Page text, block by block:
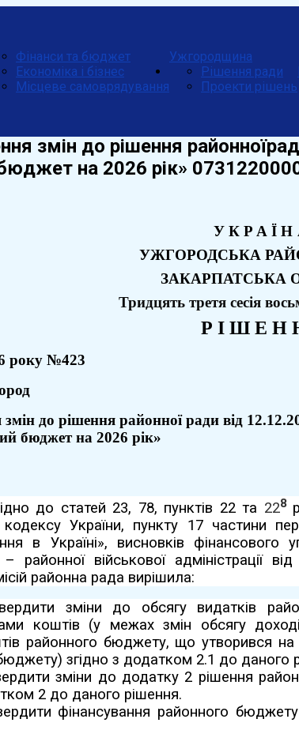
Ужгородщина
Фінанси та бюджет
Економіка і бізнес
Місцеве самоврядування
Рішення ради
Проекти рішень
змін до рішення
на 2026 рік»
УЖГОРОДСЬКА
ЗАКАРПАТСЬКА
Тридцять третясесія
Р І Ш Е Н
року №423
до рішення районноїради від
бюджет на 2026 рік»
до статей 23, 78, пунктів 22 та 228
України, пункту 17 частини
в Україні», висновків фінансового
– районної військової
районна рада вирішила:
зміни до обсягу видатків
коштів (у межах змін обсягу
районного бюджету, що утворився на
згідно з додатком 2.1 до даного
зміни до додатку 2 рішення
2 до даного рішення.
фінансування районного